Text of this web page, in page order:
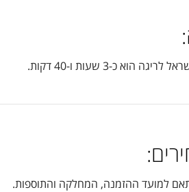
הוא כ-3 שעות ו-40 דקות.
למועד ההזמנה, המחלקה והתוספות.